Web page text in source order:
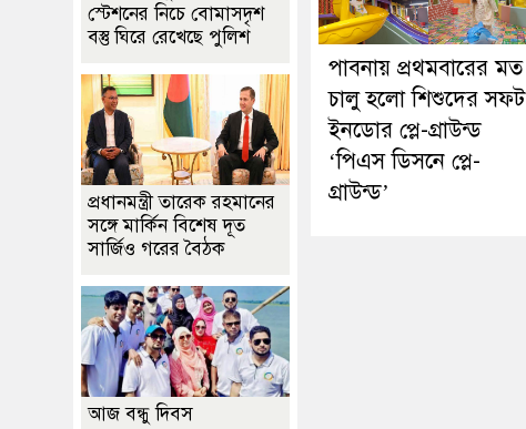
পাবনায় প্রথমবারের মত
চালু হলো শিশুদের সফট
ইনডোর প্লে-গ্রাউন্ড
‘পিএস ডিসনে প্লে-
গ্রাউন্ড’
স্টেশনের নিচে বোমাসদৃশ
বস্তু ঘিরে রেখেছে পুলিশ
প্রধানমন্ত্রী তারেক রহমানের
সঙ্গে মার্কিন বিশেষ দূত
সার্জিও গরের বৈঠক
আজ বন্ধু দিবস